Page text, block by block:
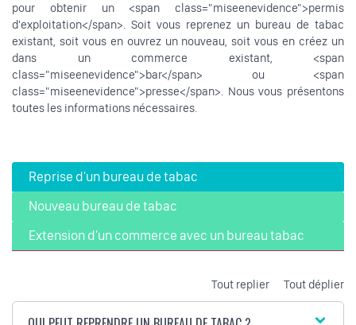
pour obtenir un <span class="miseenevidence">permis
d'exploitation</span>. Soit vous reprenez un bureau de tabac
existant, soit vous en ouvrez un nouveau, soit vous en créez un
dans un commerce existant, <span
class="miseenevidence">bar</span> ou <span
class="miseenevidence">presse</span>. Nous vous présentons
toutes les informations nécessaires.
Reprise d'un bureau de tabac
Nouveau bureau de tabac
Extension d'un commerce avec un bureau tabac
Tout replier Tout déplier